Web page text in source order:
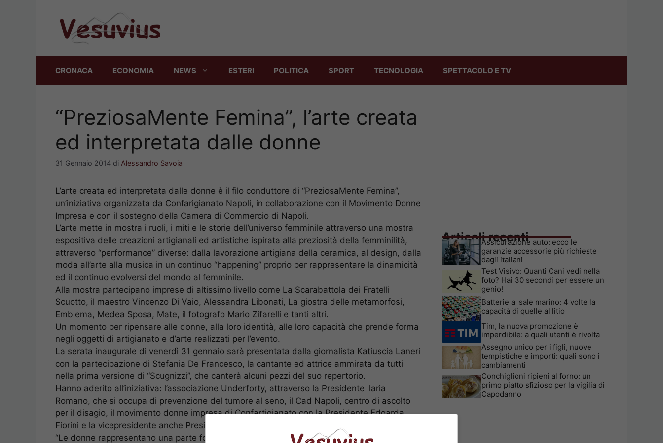
CRONACA ECONOMIA NEWS ESTERI POLITICA SPORT TECNOLOGIA SPETTACOLO E TV
“PreziosaMente Femina”, l’arte creata
ed interpretata dalle donne
31 Gennaio 2014 di Alessandro Savoia
L’arte creata ed interpretata dalle donne è il filo conduttore di “PreziosaMente Femina”,
un’iniziativa organizzata da Confarigianato Napoli, in collaborazione con il Movimento Donne
Impresa e con il sostegno della Camera di Commercio di Napoli.
L’arte mette in mostra i ruoli, i miti e le storie dell’universo femminile attraverso una mostra
espositiva delle creazioni artigianali ed artistiche ispirata alla preziosità della femminilità,
attraverso “performance” diverse: dalla lavorazione artigiana della ceramica, al design, dalla
moda all’arte alla musica in un continuo “happening” proprio per rappresentare la dinamicità
ed il continuo evolversi del mondo al femminile.
Alla mostra partecipano imprese di altissimo livello come La Scarabattola dei Fratelli
Scuotto, il maestro Vincenzo Di Vaio, Alessandra Libonati, La giostra delle metamorfosi,
Emblema, Medea Sposa, Mate, il fotografo Mario Zifarelli e tanti altri.
Un momento per ripensare alle donne, alla loro identità, alle loro capacità che prende forma
negli oggetti di artigianato e d’arte realizzati per l’evento.
La serata inaugurale di venerdì 31 gennaio sarà presentata dalla giornalista Katiuscia Laneri
con la partecipazione di Stefania De Francesco, la cantante ed attrice ammirata da tutti
nella prima versione di “Scugnizzi”, che canterà alcuni pezzi del suo repertorio.
Hanno aderito all’iniziativa: l’associazione Underforty, attraverso la Presidente Ilaria
Romano, che si occupa di prevenzione del tumore al seno, il Cad Napoli, centro di ascolto
per il disagio, il movimento donne impresa di Confartigianato con la Presidente Edgarda
Fiorini e la vicepresidente anche Presidente di Napoli e Campania Giuseppina Mele.
“Le donne rappresentano una parte fondamentale del nostro artigianato – afferma il
Articoli recenti
Assicurazione auto: ecco le
garanzie accessorie più richieste
dagli italiani
Test Visivo: Quanti Cani vedi nella
foto? Hai 30 secondi per essere un
genio!
Batterie al sale marino: 4 volte la
capacità di quelle al litio
Tim, la nuova promozione è
imperdibile: a quali utenti è rivolta
Assegno unico per i figli, nuove
tempistiche e importi: quali sono i
cambiamenti
Conchiglioni ripieni al forno: un
primo piatto sfizioso per la vigilia di
Capodanno